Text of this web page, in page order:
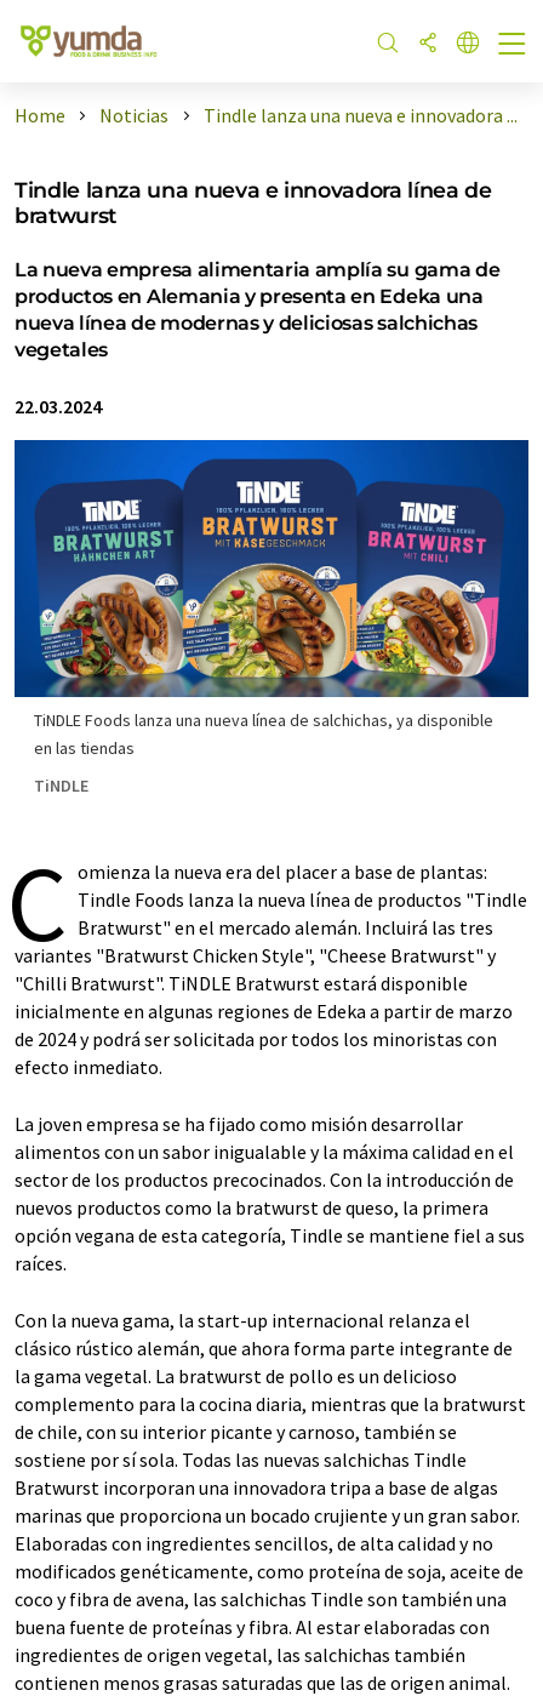
Home Noticias Tindle lanza una nueva e innovadora ...
Tindle lanza una nueva e innovadora línea de
bratwurst
La nueva empresa alimentaria amplía su gama de
productos en Alemania y presenta en Edeka una
nueva línea de modernas y deliciosas salchichas
vegetales
22.03.2024
TiNDLE Foods lanza una nueva línea de salchichas, ya disponible
en las tiendas
TiNDLE
C omienza la nueva era del placer a base de plantas:
Tindle Foods lanza la nueva línea de productos "Tindle
Bratwurst" en el mercado alemán. Incluirá las tres
variantes "Bratwurst Chicken Style", "Cheese Bratwurst" y
"Chilli Bratwurst". TiNDLE Bratwurst estará disponible
inicialmente en algunas regiones de Edeka a partir de marzo
de 2024 y podrá ser solicitada por todos los minoristas con
efecto inmediato.
La joven empresa se ha fijado como misión desarrollar
alimentos con un sabor inigualable y la máxima calidad en el
sector de los productos precocinados. Con la introducción de
nuevos productos como la bratwurst de queso, la primera
opción vegana de esta categoría, Tindle se mantiene fiel a sus
raíces.
Con la nueva gama, la start-up internacional relanza el
clásico rústico alemán, que ahora forma parte integrante de
la gama vegetal. La bratwurst de pollo es un delicioso
complemento para la cocina diaria, mientras que la bratwurst
de chile, con su interior picante y carnoso, también se
sostiene por sí sola. Todas las nuevas salchichas Tindle
Bratwurst incorporan una innovadora tripa a base de algas
marinas que proporciona un bocado crujiente y un gran sabor.
Elaboradas con ingredientes sencillos, de alta calidad y no
modificados genéticamente, como proteína de soja, aceite de
coco y fibra de avena, las salchichas Tindle son también una
buena fuente de proteínas y fibra. Al estar elaboradas con
ingredientes de origen vegetal, las salchichas también
contienen menos grasas saturadas que las de origen animal.